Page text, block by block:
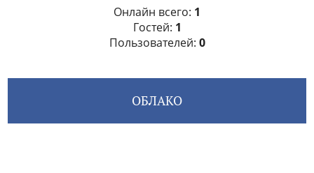
Онлайн всего: 1
Гостей: 1
Пользователей: 0
ОБЛАКО